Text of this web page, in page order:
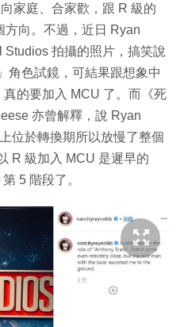
家庭、合家歡，跟 R 級的
方向。不過，近日 Ryan
Studios 拍攝的照片，搞笑說
角色試鏡，可結果跟想象中
的要加入 MCU 了。而《死
亦曾解釋，說 Ryan
位於轉換期所以放慢了整個
R 級加入 MCU 是遲早的
5 階段了。